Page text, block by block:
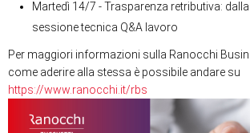
Martedì 14/7 - Trasparenza retributiva:
sessione tecnica Q&A lavoro
Per maggiori informazioni sulla Ranocchi
come aderire alla stessa è possibile andare su
https://www.ranocchi.it/rbs